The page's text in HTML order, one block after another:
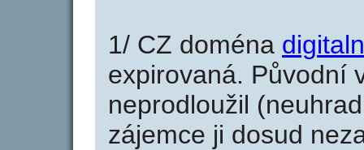
1/ CZ doména
expirovaná. Původní
neprodloužil
zájemce ji dosud